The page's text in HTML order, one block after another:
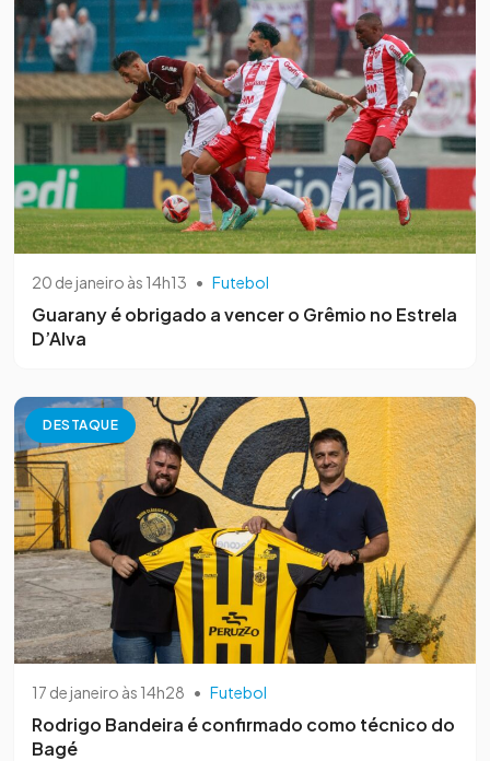
20 de janeiro às 14h13 • Futebol
Guarany é obrigado a vencer o Grêmio no Estrela
D’Alva
DESTAQUE
17 de janeiro às 14h28 • Futebol
Rodrigo Bandeira é confirmado como técnico do
Bagé